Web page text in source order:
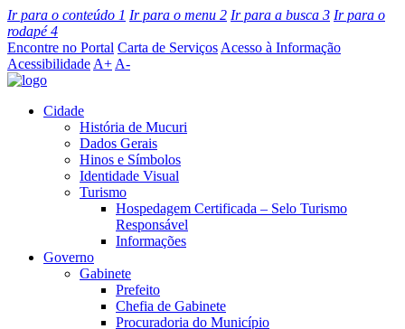
Ir para o conteúdo 1 Ir para o menu 2 Ir para a busca 3 Ir para o
rodapé4
Encontre no Portal Carta de Serviços Acesso à Informação
Acessibilidade A+ A-
Cidade
História de Mucuri
Dados Gerais
Hinos e Símbolos
Identidade Visual
Turismo
Hospedagem Certificada – Selo Turismo
Responsável
Informações
Governo
Gabinete
Prefeito
Chefia de Gabinete
Procuradoria do Município